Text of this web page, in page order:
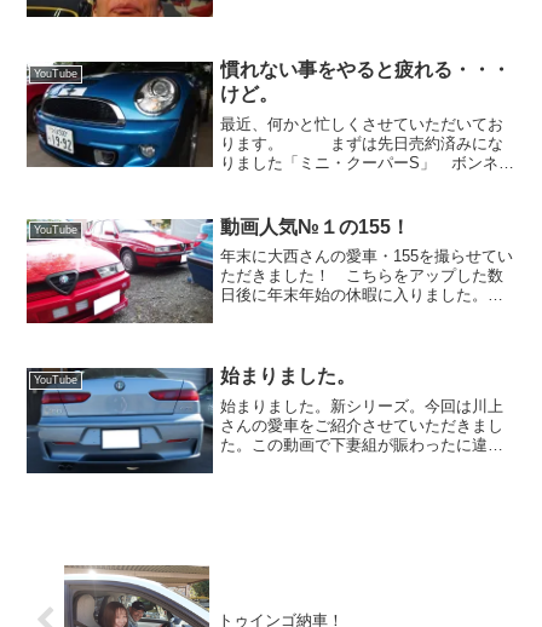
っ！？ どっちも面白い...
YouTube
慣れない事をやると疲れる・・・
けど。
最近、何かと忙しくさせていただいてお
ります。 まずは先日売約済みにな
りました「ミニ・クーパーS」 ボンネッ
した！ その後、595のボディを磨く。輝
くようになりました！...
YouTube 動画人気№１の155！
年末に大西さんの愛車・155を撮らせてい
ただきました！ こちらをアップした数
日後に年末年始の休暇に入りました。休
ないですか！なんでだ...
YouTube 始まりました。
始まりました。新シリーズ。今回は川上
さんの愛車をご紹介させていただきまし
た。この動画で下妻組が賑わったに違い
トゥインゴ納車！